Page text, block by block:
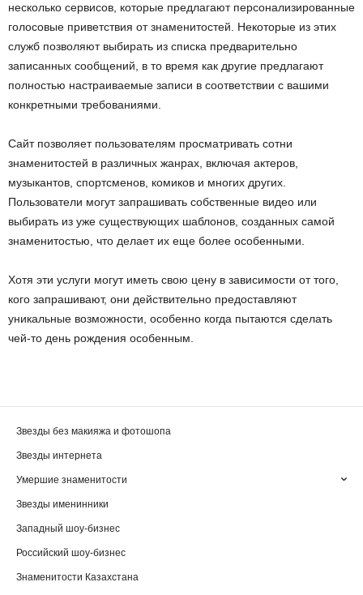
несколько сервисов, которые предлагают персонализированные
голосовые приветствия от знаменитостей. Некоторые из этих
служб позволяют выбирать из списка предварительно
записанных сообщений, в то время как другие предлагают
полностью настраиваемые записи в соответствии с вашими
конкретными требованиями.
Сайт позволяет пользователям просматривать сотни
знаменитостей в различных жанрах, включая актеров,
музыкантов, спортсменов, комиков и многих других.
Пользователи могут запрашивать собственные видео или
выбирать из уже существующих шаблонов, созданных самой
знаменитостью, что делает их еще более особенными.
Хотя эти услуги могут иметь свою цену в зависимости от того,
кого запрашивают, они действительно предоставляют
уникальные возможности, особенно когда пытаются сделать
чей-то день рождения особенным.
Звезды без макияжа и фотошопа
Звезды интернета
Умершие знаменитости
Звезды именинники
Западный шоу-бизнес
Российский шоу-бизнес
Знаменитости Казахстана